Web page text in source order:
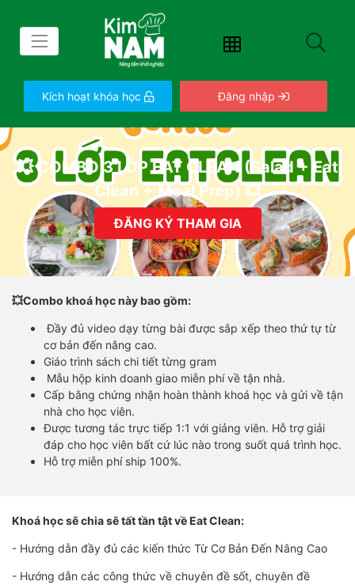
Kích hoạt khóa học Đăng nhập
💥 COMBO 3 LỚP EAT CLEAN (Salad + Eat
Clean + Meal Prep) 💥
ĐĂNG KÝ THAM GIA
💥Combo khoá học này bao gồm:
Đầy đủ video dạy từng bài được sắp xếp theo thứ tự từ
cơ bản đến nâng cao.
Giáo trình sách chi tiết từng gram
Mẫu hộp kinh doanh giao miễn phí về tận nhà.
Cấp bằng chứng nhận hoàn thành khoá học và gửi về tận
nhà cho học viên.
Được tương tác trực tiếp 1:1 với giảng viên. Hỗ trợ giải
đáp cho học viên bất cứ lúc nào trong suốt quá trình học.
Hỗ trợ miễn phí ship 100%.
Khoá học sẽ chia sẽ tất tần tật về Eat Clean:
- Hướng dẫn đầy đủ các kiến thức Từ Cơ Bản Đến Nâng Cao
- Hướng dẫn các công thức về chuyên đề sốt, chuyên đề